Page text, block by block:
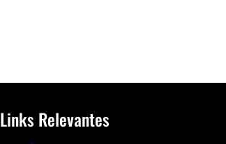
Links Relevantes